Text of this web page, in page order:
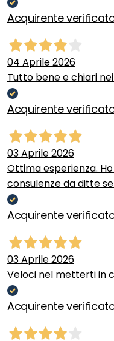
Acquirente
04 Aprile 2026
Tutto bene e chiari
Acquirente
03 Aprile 2026
Ottima esperienza.
consulenze da ditte
Acquirente
03 Aprile 2026
Veloci nel metterti in
Acquirente